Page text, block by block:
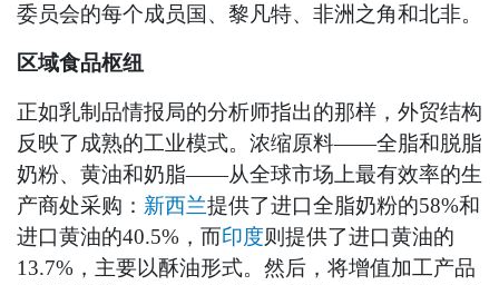
委员会的每个成员国、黎凡特、非洲之角和北非。
区域食品枢纽
正如乳制品情报局的分析师指出的那样，外贸结构
反映了成熟的工业模式。浓缩原料——全脂和脱脂
奶粉、黄油和奶脂——从全球市场上最有效率的生
产商处采购： 新西兰提供了进口全脂奶粉的58%和
进口黄油的40.5%，而印度则提供了进口黄油的
13.7%，主要以酥油形式。然后，将增值加工产品